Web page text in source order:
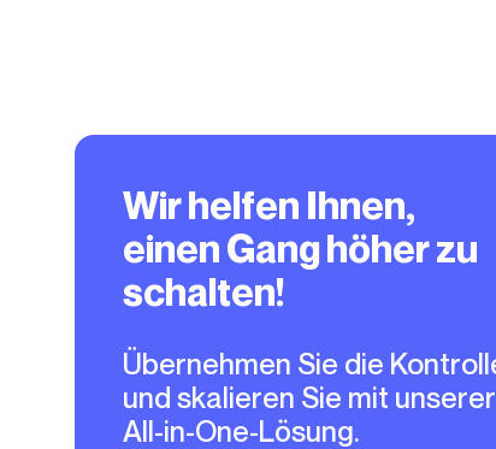
Wir helfen Ihnen,
einen Gang höher zu
schalten!
Übernehmen Sie die Kontrolle
und skalieren Sie mit unserer
All-in-One-Lösung.